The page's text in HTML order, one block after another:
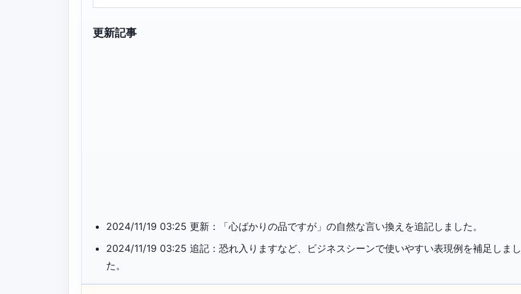
更新記事
2024/11/19 03:25 更新：「心ばかりの品ですが」の自然な言い換えを追記しました。
2024/11/19 03:25 追記：恐れ入りますなど、ビジネスシーンで使いやすい表現例を補足しまし
た。